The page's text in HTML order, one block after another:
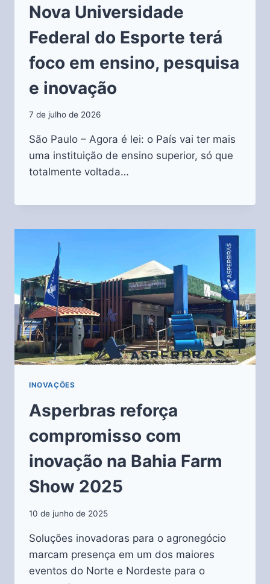
Nova Universidade
Federal do Esporte terá
foco em ensino, pesquisa
e inovação
7 de julho de 2026
São Paulo – Agora é lei: o País vai ter mais
uma instituição de ensino superior, só que
totalmente voltada…
INOVAÇÕES
Asperbras reforça
compromisso com
inovação na Bahia Farm
Show 2025
10 de junho de 2025
Soluções inovadoras para o agronegócio
marcam presença em um dos maiores
eventos do Norte e Nordeste para o